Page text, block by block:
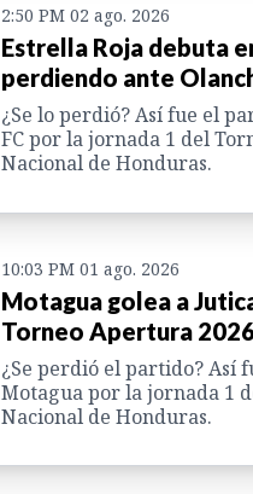
2:50 PM 02 ago. 2026
Estrella Roja debuta
perdiendo ante
¿Se lo perdió? Así fue el
FC por la jornada 1 del
Nacional de Honduras.
10:03 PM 01 ago. 2026
Motagua golea a
Torneo Apertura
¿Se perdió el partido? Así
Motagua por la jornada 1
Nacional de Honduras.